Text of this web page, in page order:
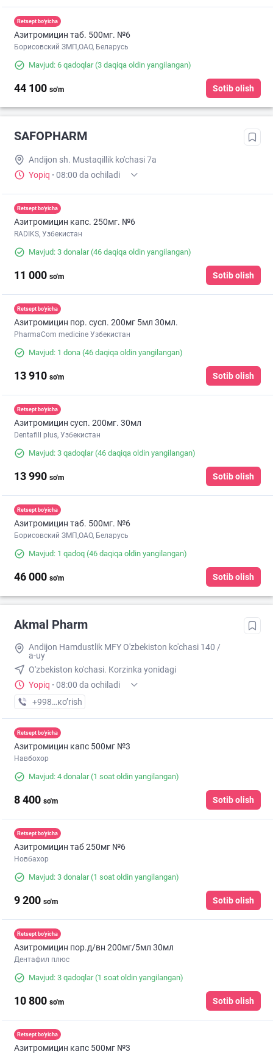
Retsept bo'yicha
Азитромицин таб. 500мг. №6
Борисовский ЗМП,ОАО, Беларусь
Mavjud: 6 qadoqlar(3 daqiqa oldin yangilangan)
44 100 so'm Sotib olish
SAFOPHARM
Andijon sh. Mustaqillik ko'chasi 7a
Yopiq · 08:00 da ochiladi
Retsept bo'yicha
Азитромицин капс. 250мг. №6
RADIKS, Узбекистан
Mavjud: 3 donalar(46 daqiqa oldin yangilangan)
11 000 so'm Sotib olish
Retsept bo'yicha
Азитромицин пор. сусп. 200мг 5мл 30мл.
PharmaCom medicine Узбекистан
Mavjud: 1 dona (46 daqiqa oldin yangilangan)
13 910 so'm Sotib olish
Retsept bo'yicha
Азитромицин сусп. 200мг. 30мл
Dentafill plus, Узбекистан
Mavjud: 3 qadoqlar(46 daqiqa oldin yangilangan)
13 990 so'm Sotib olish
Retsept bo'yicha
Азитромицин таб. 500мг. №6
Борисовский ЗМП,ОАО, Беларусь
Mavjud: 1 qadoq (46 daqiqa oldin yangilangan)
46 000 so'm Sotib olish
Akmal Pharm
Andijon Hamdustlik MFY O'zbekiston ko'chasi 140 /
a-uy
O'zbekiston ko'chasi. Korzinka yonidagi
Yopiq · 08:00 da ochiladi
+998 (90) XXX-XX-XX
кo’rish
Retsept bo'yicha
Азитромицин капс 500мг №3
Навбохор
Mavjud: 4 donalar(1 soat oldin yangilangan)
8 400 so'm Sotib olish
Retsept bo'yicha
Азитромицин таб 250мг №6
Новбахор
Mavjud: 3 donalar(1 soat oldin yangilangan)
9 200 so'm Sotib olish
Retsept bo'yicha
Азитромицин пор.д/вн 200мг/5мл 30мл
Дентафил плюс
Mavjud: 3 qadoqlar(1 soat oldin yangilangan)
10 800 so'm Sotib olish
Retsept bo'yicha
Азитромицин капс 500мг №3